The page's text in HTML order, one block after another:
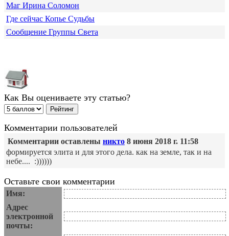
Маг Ирина Соломон
Где сейчас Копье Судьбы
Сообщение Группы Света
Как Вы оцениваете эту статью?
Комментарии пользователей
Комментарии оставлены никто 8 июня 2018 г. 11:58
формируется элита и для этого дела. как на земле, так и на
небе.... :))))))
Оставьте свои комментарии
Имя:
Адрес
электронной
почты: